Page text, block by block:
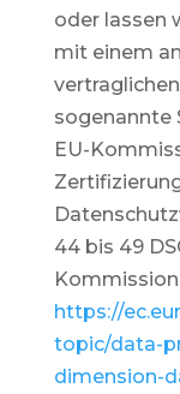
oder lassen
mit einem
sogenannte
EU-
44 bis 49
https://
topic/data-
dimension-